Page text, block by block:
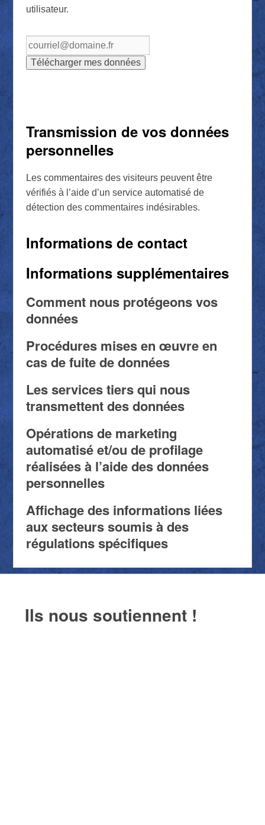
utilisateur.
Transmission de vos données
personnelles
Les commentaires des visiteurs peuvent être
vérifiés à l’aide d’un service automatisé de
détection des commentaires indésirables.
Informations de contact
Informations supplémentaires
Comment nous protégeons vos
données
Procédures mises en œuvre en
cas de fuite de données
Les services tiers qui nous
transmettent des données
Opérations de marketing
automatisé et/ou de profilage
réalisées à l’aide des données
personnelles
Affichage des informations liées
aux secteurs soumis à des
régulations spécifiques
Ils nous soutiennent !